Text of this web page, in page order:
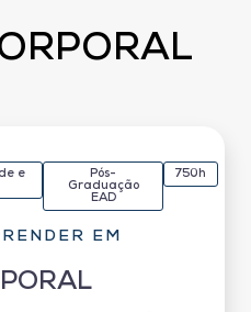
e
Pós-
Graduação
EAD
750h
EM